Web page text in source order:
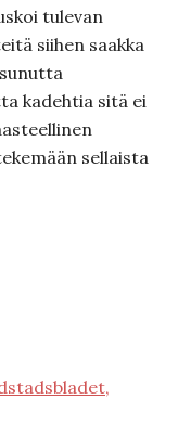
tulevan
siihen saakka
kadehtia sitä ei
sellaista